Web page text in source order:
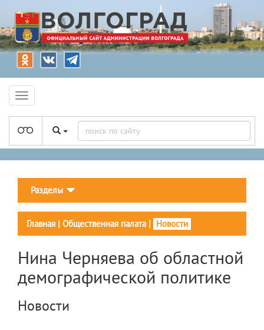
Разделы
Главная | Общественная палата | Новости
Нина Черняева об областной
демографической политике
Новости